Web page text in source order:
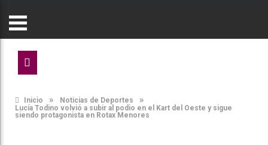
Inicio » Noticias de Deportes »
Lucía Todino volvió a subir al podio en el Kart del Oeste y sigue
siendo protagonista en Rotax Menores